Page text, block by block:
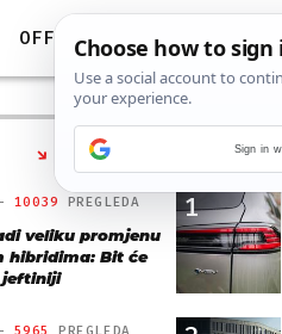
OFF
NAJČITANIJE
1
10039 PREGLEDA
veliku promjenu
hibridima: Bit će
jeftiniji
Sign in